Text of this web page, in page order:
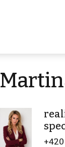
+420